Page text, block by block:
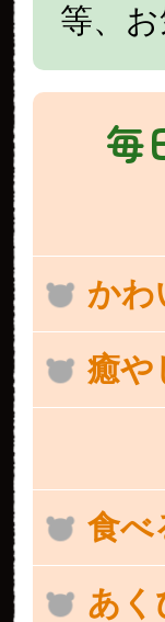
等、
毎
かわ
癒や
食べ
あく